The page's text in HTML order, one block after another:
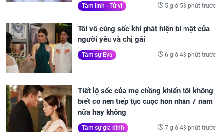
Tâm linh - Tử vi 5 giờ 53 phút trước
Tôi vô cùng sốc khi phát hiện bí mật của
người yêu và chị gái
Tâm sự Eva 6 giờ 43 phút trước
Tiết lộ sốc của mẹ chồng khiến tôi không
biết có nên tiếp tục cuộc hôn nhân 7 năm
nữa hay không
Tâm sự gia đình 7 giờ 43 phút trước